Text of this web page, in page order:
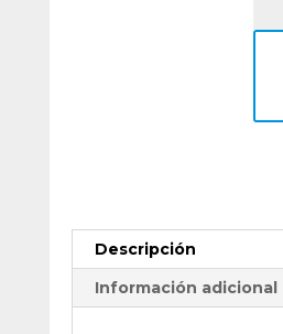
Descripción
Información adicional